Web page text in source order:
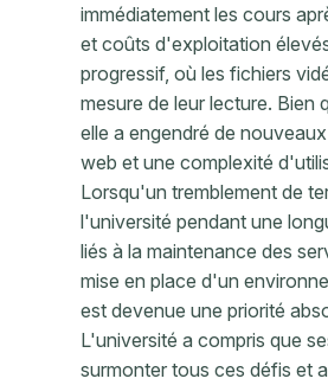
immédiatement les cours
et coûts d'exploitation
progressif, où les fichiers
mesure de leur lecture. Bien
elle a engendré de
web et une complexité
Lorsqu'un tremblement de
l'université pendant une
liés à la maintenance des
mise en place d'un
est devenue une priorité
L'université a compris que
surmonter tous ces défis et